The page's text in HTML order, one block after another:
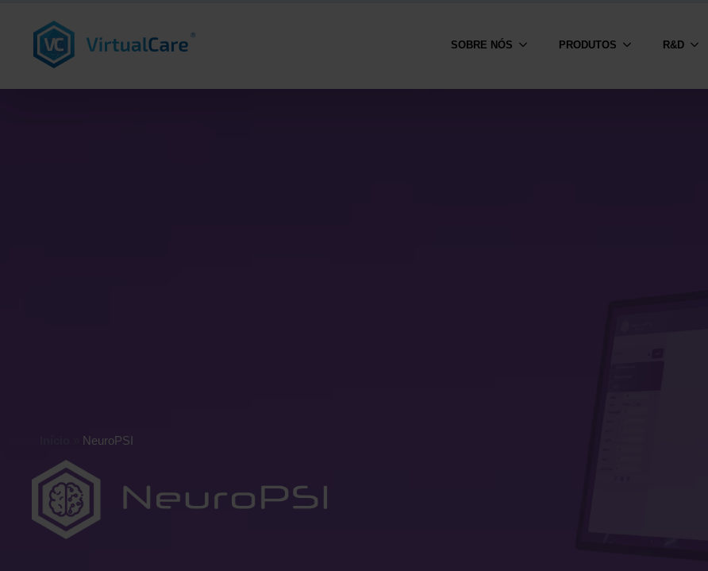
SOBRE NÓS PRODUTOS R&D
NeuroPSI